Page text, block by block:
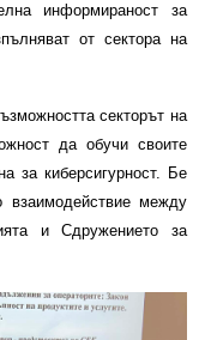
информираност за
от сектора на
секторът на
да обучи своите
за киберсигурност. Бе
взаимодействие между
и Сдружението за